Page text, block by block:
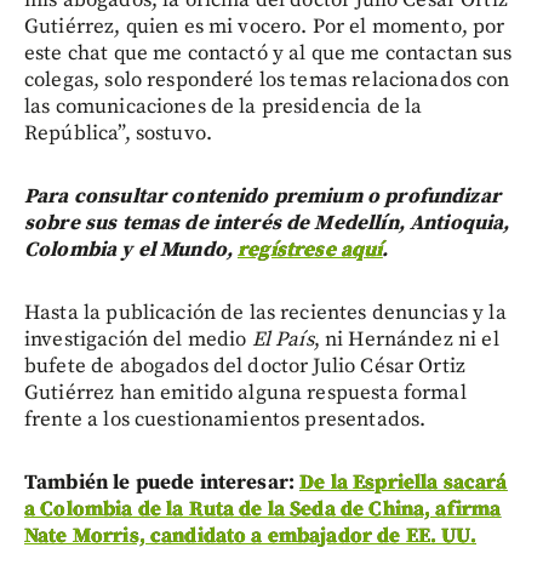
Gutiérrez, quien es mi vocero. Por el momento, por
este chat que me contactó y al que me contactan sus
colegas, solo responderé los temas relacionados con
las comunicaciones de la presidencia de la
República”, sostuvo.
Para consultar contenido premium o profundizar
sobre sus temas de interés de Medellín, Antioquia,
Colombia y el Mundo,regístrese aquí.
Hasta la publicación de las recientes denuncias y la
investigación del medio El País, ni Hernández ni el
bufete de abogados del doctor Julio César Ortiz
Gutiérrez han emitido alguna respuesta formal
frente a los cuestionamientos presentados.
También le puede interesar:De la Espriella sacará
a Colombia de la Ruta de la Seda de China, afirma
Nate Morris, candidato a embajador de EE. UU.